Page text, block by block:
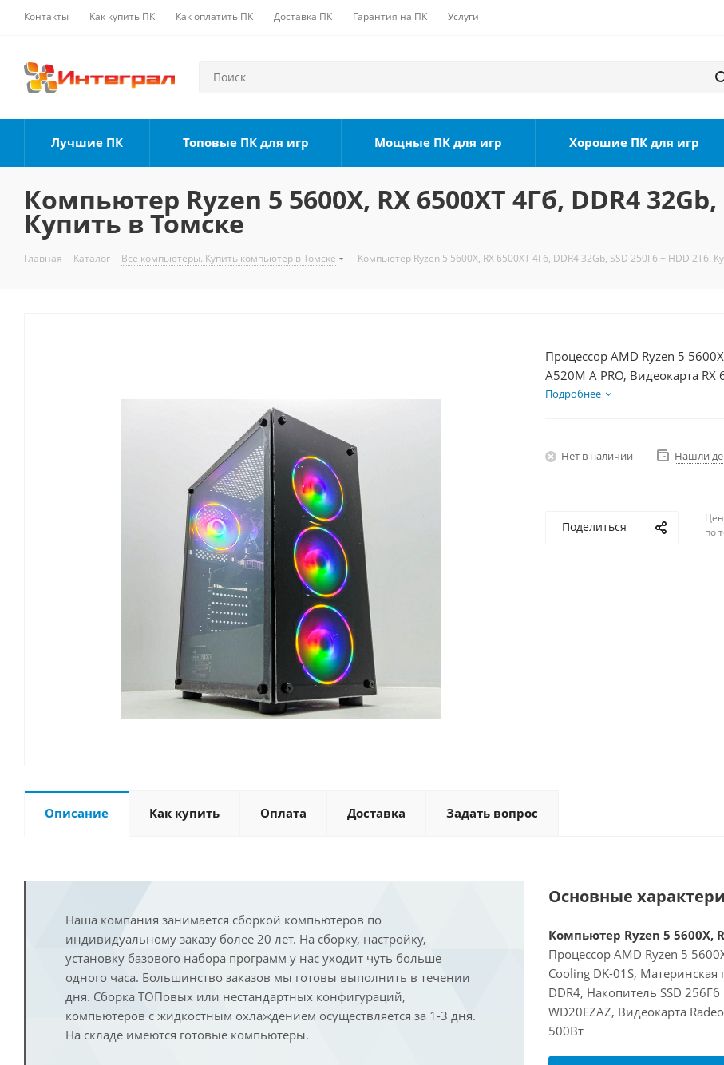
Контакты Как купить ПК Как оплатить ПК Доставка ПК Гарантия на ПК Услуги
Лучшие ПК Топовые ПК для игр Мощные ПК для игр Хорошие ПК для игр
Компьютер Ryzen 5 5600X, RX 6500XT 4Гб, DDR4 32Gb,
Купить в Томске
Главная - Каталог - Все компьютеры. Купить компьютер в Томске - Компьютер Ryzen 5 5600X, RX 6500XT 4Гб, DDR4 32Gb, SSD 250Гб + HDD 2Тб.
Процессор AMD Ryzen 5
A520M A PRO, Видеокарта
+ HDD 2Тб, БП 500Вт
Подробнее
Нет в наличии Нашли
Поделиться
по
Описание Как купить Оплата Доставка Задать вопрос
Наша компания занимается сборкой компьютеров по
индивидуальному заказу более 20 лет. На сборку, настройку,
установку базового набора программ у нас уходит чуть больше
одного часа. Большинство заказов мы готовы выполнить в течении
дня. Сборка ТОПовых или нестандартных конфигураций,
компьютеров с жидкостным охлаждением осуществляется за 1-3 дня.
На складе имеются готовые компьютеры.
Основные
Компьютер Ryzen 5 5600X,
Процессор AMD Ryzen 5
Cooling DK-01S,
DDR4, Накопитель SSD
WD20EZAZ, Видеокарта
500Вт